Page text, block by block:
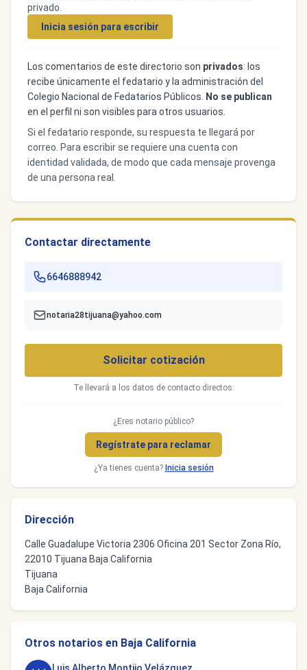
privado.
Inicia sesión para escribir
Los comentarios de este directorio son privados: los
recibe únicamente el fedatario y la administración del
Colegio Nacional de Fedatarios Públicos.
No se publican
en el perfil ni son visibles para otros usuarios.
Si el fedatario responde, su respuesta te llegará por
correo. Para escribir se requiere una cuenta con
identidad validada, de modo que cada mensaje provenga
de una persona real.
Contactar directamente
6646888942
notaria28tijuana@yahoo.com
Solicitar cotización
Te llevará a los datos de contacto directos.
¿Eres notario público?
Regístrate para reclamar
¿Ya tienes cuenta? Inicia sesión
Dirección
Calle Guadalupe Victoria 2306 Oficina 201 Sector Zona Río,
22010 Tijuana Baja California
Tijuana
Baja California
Otros notarios en Baja California